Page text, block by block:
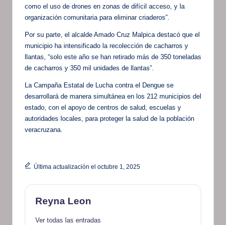
como el uso de drones en zonas de difícil acceso, y la
organización comunitaria para eliminar criaderos”.
Por su parte, el alcalde Amado Cruz Malpica destacó que el
municipio ha intensificado la recolección de cacharros y
llantas, “solo este año se han retirado más de 350 toneladas
de cacharros y 350 mil unidades de llantas”.
La Campaña Estatal de Lucha contra el Dengue se
desarrollará de manera simultánea en los 212 municipios del
estado, con el apoyo de centros de salud, escuelas y
autoridades locales, para proteger la salud de la población
veracruzana.
Última actualización el octubre 1, 2025
Reyna Leon
Ver todas las entradas